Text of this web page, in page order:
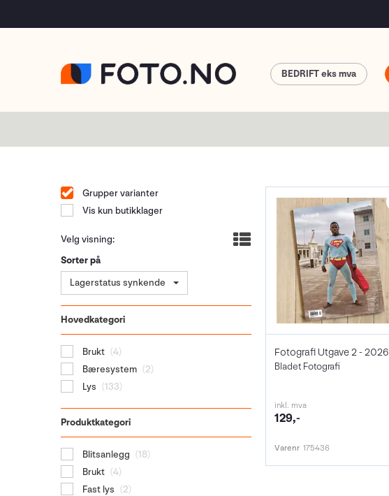
BEDRIFT
Grupper varianter
Vis kun butikklager
Velg visning:
Sorter på
Lagerstatus synkende
Hovedkategori
Brukt (4)
Bæresystem (2)
Lys (133)
Produktkategori
Blitsanlegg (18)
Brukt (4)
Fast lys (2)
Fotografi Utgave 2 - 2026
Bladet Fotografi
inkl. mva
129,-
Varenr 175436